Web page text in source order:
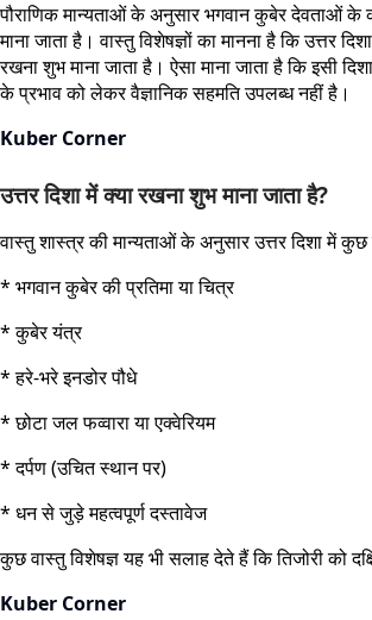
पौराणिक मान्यताओं के अनुसार भगवान कुबेर देवताओं के
माना जाता है। वास्तु विशेषज्ञों का मानना है कि उत्तर
रखना शुभ माना जाता है। ऐसा माना जाता है कि इसी
के प्रभाव को लेकर वैज्ञानिक सहमति उपलब्ध नहीं है।
Kuber Corner
उत्तर दिशा में क्या रखना शुभ माना जाता है?
वास्तु शास्त्र की मान्यताओं के अनुसार उत्तर दिशा में
* भगवान कुबेर की प्रतिमा या चित्र
* कुबेर यंत्र
* हरे-भरे इनडोर पौधे
* छोटा जल फव्वारा या एक्वेरियम
* दर्पण (उचित स्थान पर)
* धन से जुड़े महत्वपूर्ण दस्तावेज
कुछ वास्तु विशेषज्ञ यह भी सलाह देते हैं कि तिजोरी को
Kuber Corner